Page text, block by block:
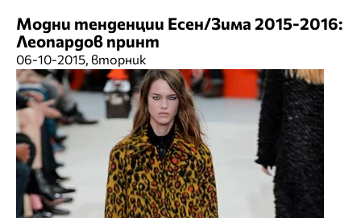
Модни тенденции Есен/Зима 2015-2016:
Леопардов принт
06-10-2015, вторник